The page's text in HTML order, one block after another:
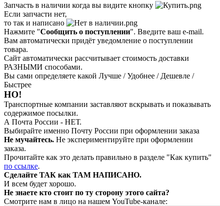
Запчасть в наличии когда вы видите кнопку
Если запчасти нет,
то так и написано
Нажмите "Сообщить о поступлении". Введите ваш e-mail.
Вам автоматически придёт уведомление о поступлении
товара.
Сайт автоматически рассчитывает стоимость доставки
РАЗНЫМИ способами.
Вы сами определяете какой Лучше / Удобнее / Дешевле /
Быстрее
НО!
Транспортные компании заставляют вскрывать и показывать
содержимое посылки.
А Почта России - НЕТ.
Выбирайте именно Почту России при оформлении заказа
Не мучайтесь. Не экспериментируйте при оформлении
заказа.
Прочитайте как это делать правильно в разделе "Как купить"
по ссылке.
Сделайте ТАК как ТАМ НАПИСАНО.
И всем будет хорошо.
Не знаете кто стоит по ту сторону этого сайта?
Смотрите нам в лицо на нашем YouTube-канале: